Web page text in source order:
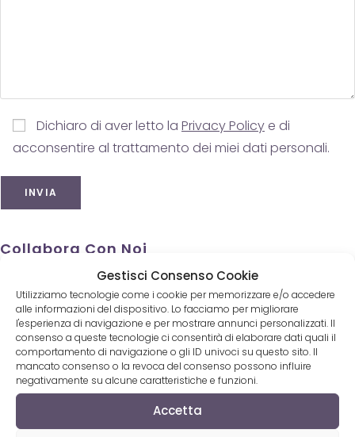
Gestisci Consenso Cookie
Utilizziamo tecnologie come i cookie per memorizzare e/o accedere
alle informazioni del dispositivo. Lo facciamo per migliorare
l'esperienza di navigazione e per mostrare annunci personalizzati. Il
consenso a queste tecnologie ci consentirà di elaborare dati quali il
comportamento di navigazione o gli ID univoci su questo sito. Il
mancato consenso o la revoca del consenso possono influire
negativamente su alcune caratteristiche e funzioni.
Accetta
Dichiaro di aver letto la Privacy Policy e di
acconsentire al trattamento dei miei dati personali.
Collabora Con Noi
Inserisci un CD
Inserisci un testo
Pubblica un articolo
Pubblicità